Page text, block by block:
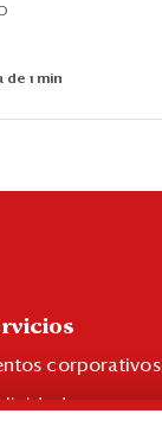
de 1 min
corporativos